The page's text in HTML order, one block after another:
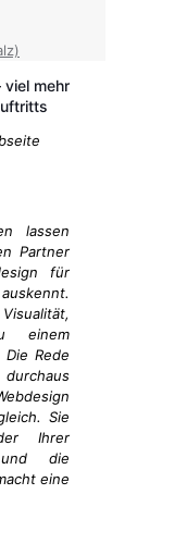
viel mehr
lassen
Partner
für
einem
Rede
Sie
Ihrer
und die
eine